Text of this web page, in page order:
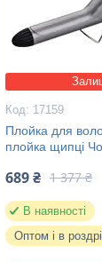
17159
Плойка для
плойка щипці
689 ₴ 1 377 ₴
В наявності
Оптом і в